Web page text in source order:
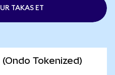
TAKAS ET
Tokenized)